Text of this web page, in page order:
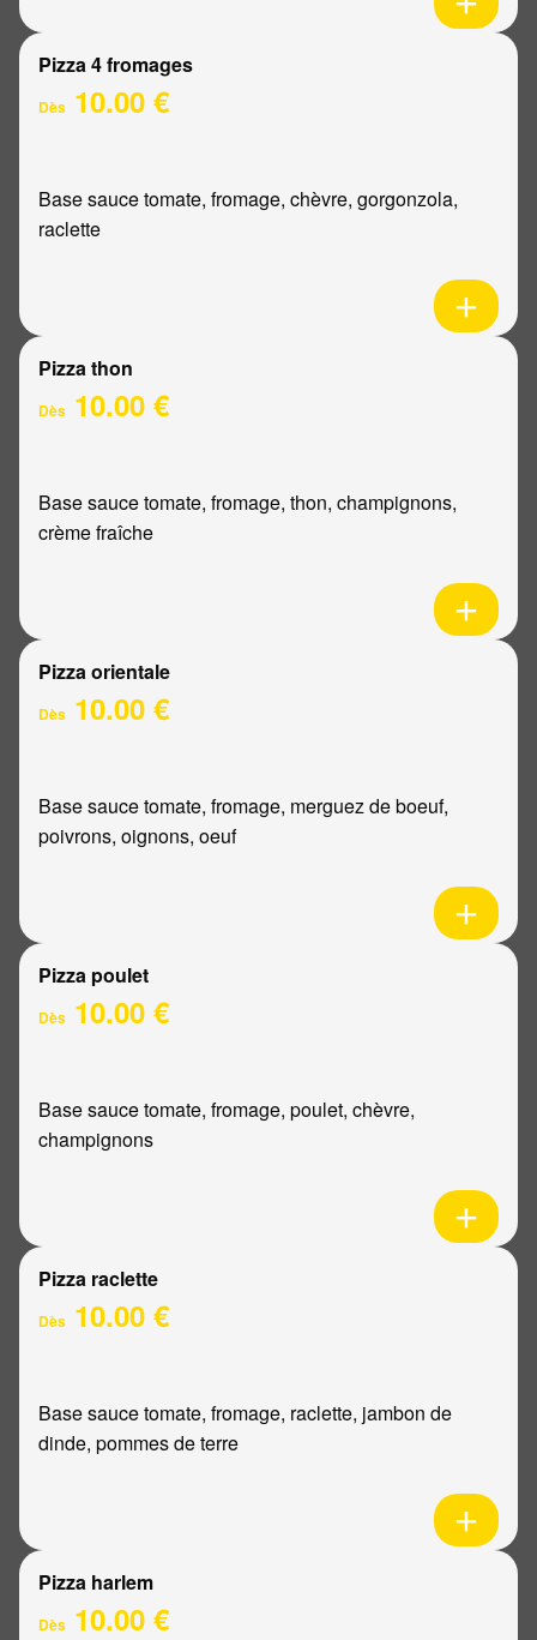
Pizza 4 fromages
Dès 10.00 €
Base sauce tomate, fromage, chèvre, gorgonzola,
raclette
Pizza thon
Dès 10.00 €
Base sauce tomate, fromage, thon, champignons,
crème fraîche
Pizza orientale
Dès 10.00 €
Base sauce tomate, fromage, merguez de boeuf,
poivrons, oignons, oeuf
Pizza poulet
Dès 10.00 €
Base sauce tomate, fromage, poulet, chèvre,
champignons
Pizza raclette
Dès 10.00 €
Base sauce tomate, fromage, raclette, jambon de
dinde, pommes de terre
Pizza harlem
Dès 10.00 €